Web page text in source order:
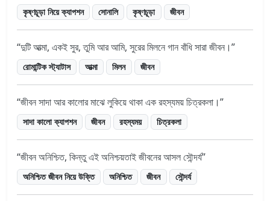
কৃষ্ণচূড়া নিয়ে ক্যাপশন সোনালি কৃষ্ণচূড়া জীবন
দুটি আত্মা, একই সুর, তুমি আর আমি, সুরের মিলনে গান বাঁধি সারা জীবন।
রোমান্টিক স্ট্যাটাস আত্মা মিলন জীবন
জীবন সাদা আর কালোর মাঝে লুকিয়ে থাকা এক রহস্যময় চিত্রকলা।
সাদা কালো ক্যাপশন জীবন রহস্যময় চিত্রকলা
জীবন অনিশ্চিত, কিন্তু এই অনিশ্চয়তাই জীবনের আসল সৌন্দর্য
অনিশ্চিত জীবন নিয়ে উক্তি অনিশ্চিত জীবন সৌন্দর্য